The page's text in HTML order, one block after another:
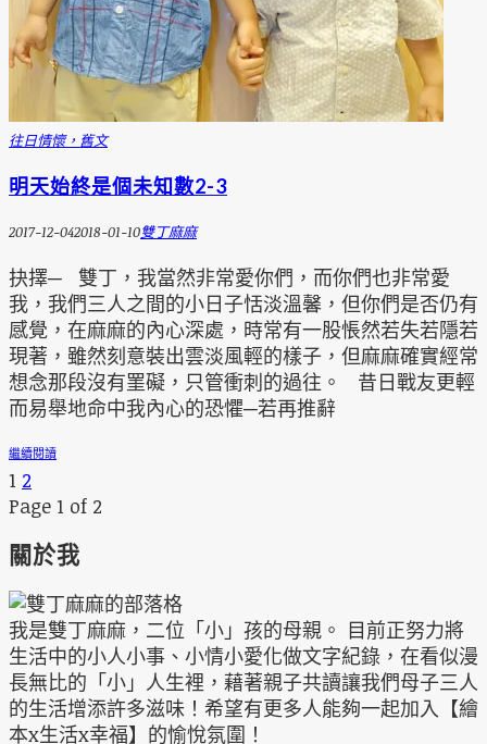
往日情懷，舊文
明天始終是個未知數2-3
2017-12-042018-01-10雙丁麻麻
抉擇─ 雙丁，我當然非常愛你們，而你們也非常愛
我，我們三人之間的小日子恬淡溫馨，但你們是否仍有
感覺，在麻麻的內心深處，時常有一股悵然若失若隱若
現著，雖然刻意裝出雲淡風輕的樣子，但麻麻確實經常
想念那段沒有罣礙，只管衝刺的過往。 昔日戰友更輕
而易舉地命中我內心的恐懼─若再推辭
繼續閱讀
1 2
Page 1 of 2
關於我
我是雙丁麻麻，二位「小」孩的母親。 目前正努力將
生活中的小人小事、小情小愛化做文字紀錄，在看似漫
長無比的「小」人生裡，藉著親子共讀讓我們母子三人
的生活增添許多滋味！希望有更多人能夠一起加入【繪
本x生活x幸福】的愉悅氛圍！